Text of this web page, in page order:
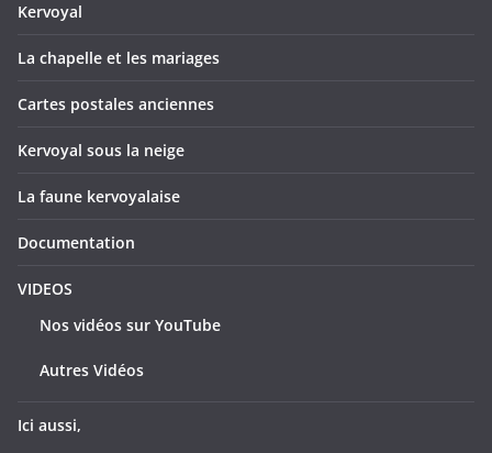
Kervoyal
La chapelle et les mariages
Cartes postales anciennes
Kervoyal sous la neige
La faune kervoyalaise
Documentation
VIDEOS
Nos vidéos sur YouTube
Autres Vidéos
Ici aussi,